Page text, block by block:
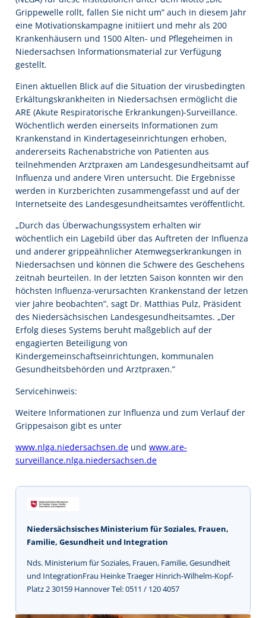
Grippewelle rollt, fallen Sie nicht um” auch in diesem Jahr
eine Motivationskampagne initiiert und mehr als 200
Krankenhäusern und 1500 Alten- und Pflegeheimen in
Niedersachsen Informationsmaterial zur Verfügung
gestellt.
Einen aktuellen Blick auf die Situation der virusbedingten
Erkältungskrankheiten in Niedersachsen ermöglicht die
ARE (Akute Respiratorische Erkrankungen)-Surveillance.
Wöchentlich werden einerseits Informationen zum
Krankenstand in Kindertageseinrichtungen erhoben,
andererseits Rachenabstriche von Patienten aus
teilnehmenden Arztpraxen am Landesgesundheitsamt auf
Influenza und andere Viren untersucht. Die Ergebnisse
werden in Kurzberichten zusammengefasst und auf der
Internetseite des Landesgesundheitsamtes veröffentlicht.
„Durch das Überwachungssystem erhalten wir
wöchentlich ein Lagebild über das Auftreten der Influenza
und anderer grippeähnlicher Atemwegserkrankungen in
Niedersachsen und können die Schwere des Geschehens
zeitnah beurteilen. In der letzten Saison konnten wir den
höchsten Influenza-verursachten Krankenstand der letzen
vier Jahre beobachten”, sagt Dr. Matthias Pulz, Präsident
des Niedersächsischen Landesgesundheitsamtes. „Der
Erfolg dieses Systems beruht maßgeblich auf der
engagierten Beteiligung von
Kindergemeinschaftseinrichtungen, kommunalen
Gesundheitsbehörden und Arztpraxen.”
Servicehinweis:
Weitere Informationen zur Influenza und zum Verlauf der
Grippesaison gibt es unter
www.nlga.niedersachsen.de und www.are-
surveillance.nlga.niedersachsen.de
Niedersächsisches Ministerium für Soziales, Frauen,
Familie, Gesundheit und Integration
Nds. Ministerium für Soziales, Frauen, Familie, Gesundheit
und IntegrationFrau Heinke Traeger Hinrich-Wilhelm-Kopf-
Platz 2 30159 Hannover Tel: 0511 / 120 4057